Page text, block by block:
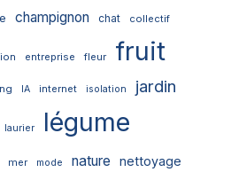
champignon chat collectif
entreprise fleur fruit
IA internet isolation jardin
laurier légume
mer mode nature nettoyage